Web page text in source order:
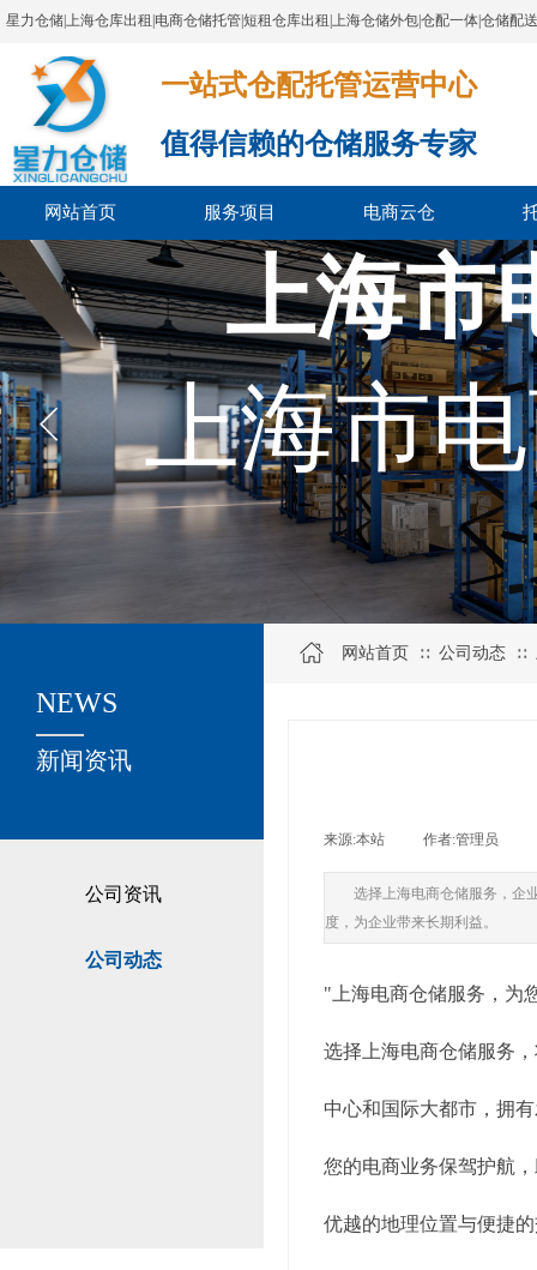
星力仓储|上海仓库出租|电商仓储托管|短租仓库出租|上海仓储外包|仓配一体|仓储配
一站式仓配托管运营中心​​​​​​​​​​​​​​​​​
值得信赖的仓储服务专家
网站首页 服务项目 电商云仓
上海市
上海市
公司资讯
公司动态
关于我们
新闻资讯
NEWS
网站首页 ∷ 公司动态 ∷
来源:本站 作者:管理员
选择上海电商仓储服务，企
度，为企业带来长期利益。
"上海电商仓储服务，为
选择上海电商仓储服务
中心和国际大都市，拥
您的电商业务保驾护航
优越的地理位置与便捷